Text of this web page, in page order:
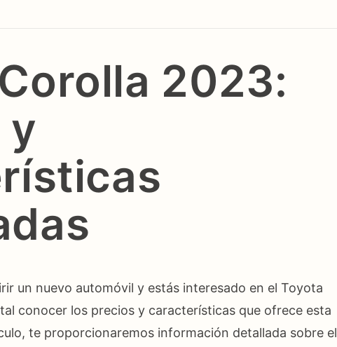
2023:
y
un nuevo automóvil y estás interesado en el Toyota
conocer los precios y características que ofrece esta
te proporcionaremos información detallada sobre el